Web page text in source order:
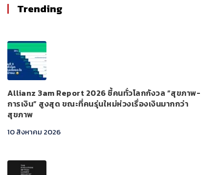
Trending
Allianz 3am Report 2026 ชี้คนทั่วโลกกังวล “สุขภาพ-
การเงิน” สูงสุด ขณะที่คนรุ่นใหม่ห่วงเรื่องเงินมากกว่า
สุขภาพ
10 สิงหาคม 2026